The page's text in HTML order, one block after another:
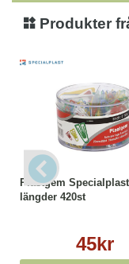
Produkter
Plastgem
längder 420st
45kr